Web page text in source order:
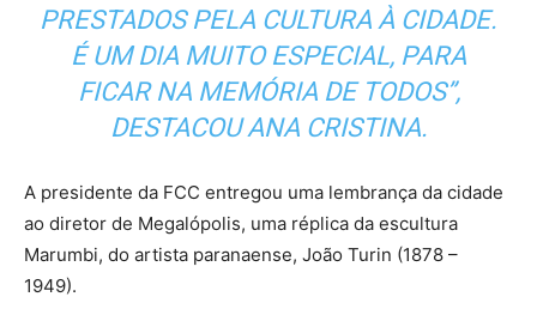
PRESTADOS PELA CULTURA À CIDADE.
É UM DIA MUITO ESPECIAL, PARA
FICAR NA MEMÓRIA DE TODOS”,
DESTACOU ANA CRISTINA.
A presidente da FCC entregou uma lembrança da cidade
ao diretor de Megalópolis, uma réplica da escultura
Marumbi, do artista paranaense, João Turin (1878 –
1949).